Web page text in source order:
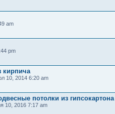
am
pm
кирпича
10, 2014 6:20 am
потолки из гипсокартона
10, 2016 7:17 am